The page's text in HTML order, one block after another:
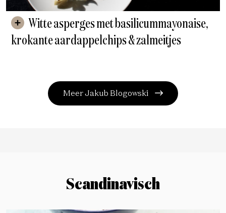
krokante aardappelchips & zalmeitjes
Meer Jakub Blogowski
Scandinavisch